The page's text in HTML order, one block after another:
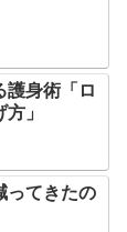
護身術「ロ
」
ってきたの